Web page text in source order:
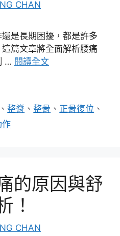
CHAN
是長期困擾，都是許多
篇文章將全面解析腰痛
… 閱讀全文
、整脊 、整骨 、 正骨復位 、
作
的原因與舒
！
CHAN